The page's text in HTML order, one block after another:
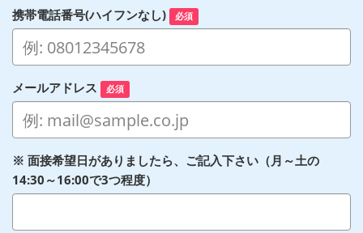
携帯電話番号(ハイフンなし) 必須
メールアドレス 必須
※ 面接希望日がありましたら、ご記入下さい（月～土の
14:30～16:00で3つ程度）